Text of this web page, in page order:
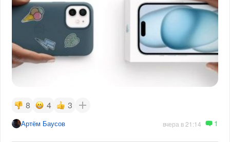
8 4 3
Артём Баусов вчера в 21:14 1